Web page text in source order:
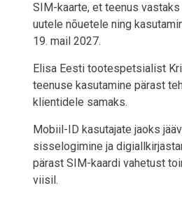
SIM-kaarte, et teenus
uutele nõuetele ning
19. mail 2027.
Elisa Eesti tootespetsialist
teenuse kasutamine pärast
klientidele samaks.
Mobiil-ID kasutajate jaoks
sisselogimine ja
pärast SIM-kaardi vahetust
viisil.